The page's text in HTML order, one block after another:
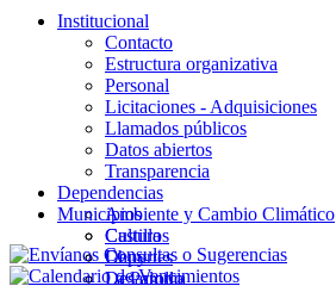
Institucional
Contacto
Estructura organizativa
Personal
Licitaciones - Adquisiciones
Llamados públicos
Datos abiertos
Transparencia
Dependencias
Ambiente y Cambio Climático
Cultura
Deportes
Desarrollo
Municipios
Castillos
Chuy
La Paloma